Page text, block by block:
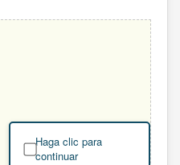
Haga clic para
continuar